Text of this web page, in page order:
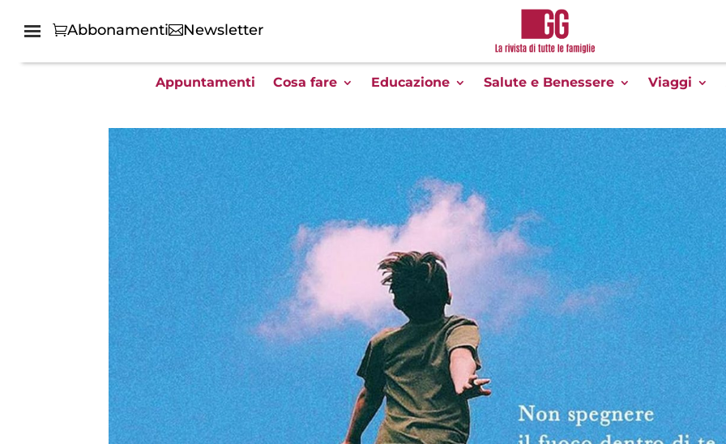
Abbonamenti Newsletter
Appuntamenti Cosa fare Educazione Salute e Benessere Viaggi